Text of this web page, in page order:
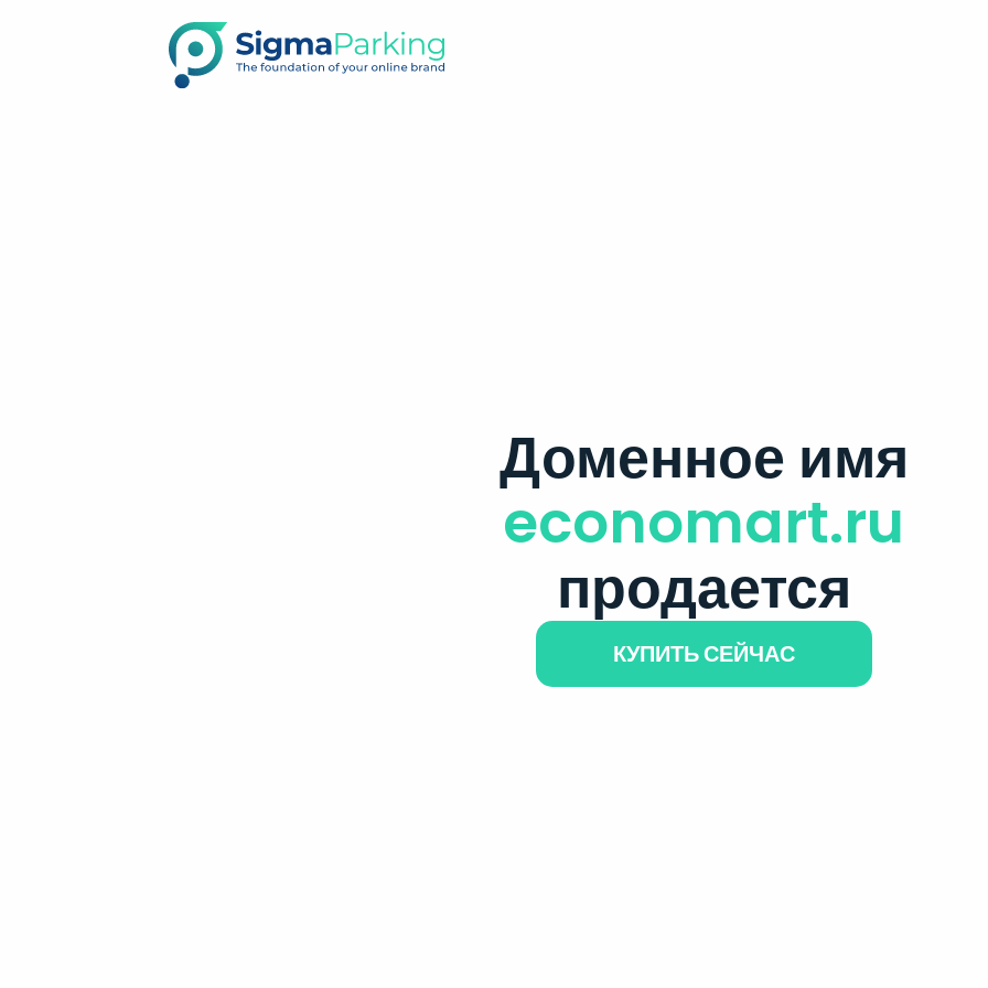
Доменное имя
economart.ru
продается
КУПИТЬ СЕЙЧАС